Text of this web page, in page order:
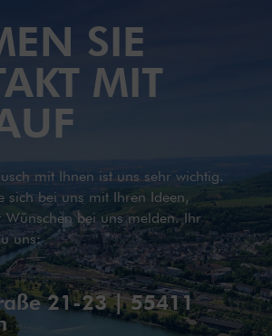
SIE
MIT
mit Ihnen ist uns sehr wichtig.
sich bei uns mit Ihren Ideen,
Wünschen bei uns melden. Ihr
uns:
21-23 | 55411